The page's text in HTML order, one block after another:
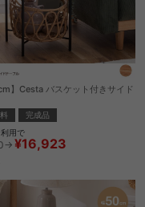
】Cesta バスケット付きサイド
完成品
用で
¥16,923